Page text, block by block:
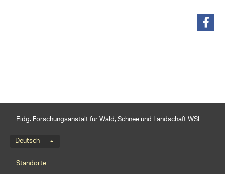
Eidg. Forschungsanstalt für Wald, Schnee und Landschaft WSL
Sprachmenü
Deutsch
Footernavigation
Standorte